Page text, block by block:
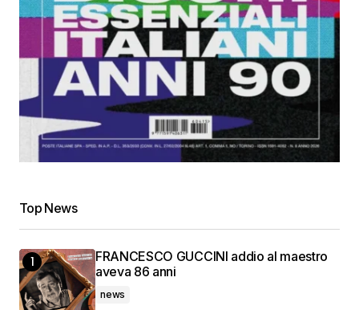
Top News
FRANCESCO GUCCINI addio al maestro
aveva 86 anni
news